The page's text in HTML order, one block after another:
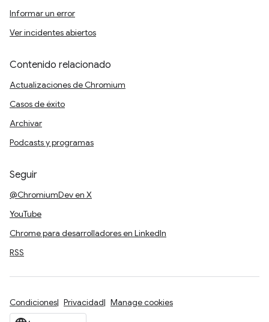
Informar un error
Ver incidentes abiertos
Contenido relacionado
Actualizaciones de Chromium
Casos de éxito
Archivar
Podcasts y programas
Seguir
@ChromiumDev en X
YouTube
Chrome para desarrolladores en LinkedIn
RSS
Condiciones Privacidad Manage cookies